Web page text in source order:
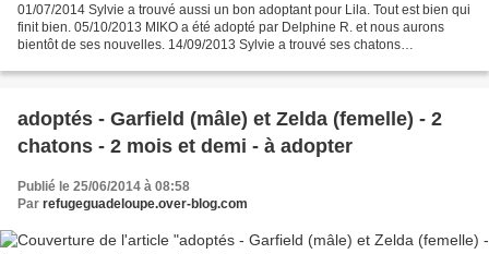
01/07/2014 Sylvie a trouvé aussi un bon adoptant pour Lila. Tout est bien qui
finit bien. 05/10/2013 MIKO a été adopté par Delphine R. et nous aurons
bientôt de ses nouvelles. 14/09/2013 Sylvie a trouvé ses chatons
adoptés - Garfield (mâle) et Zelda (femelle) - 2
chatons - 2 mois et demi - à adopter
Publié le 25/06/2014 à 08:58
Par refugeguadeloupe.over-blog.com